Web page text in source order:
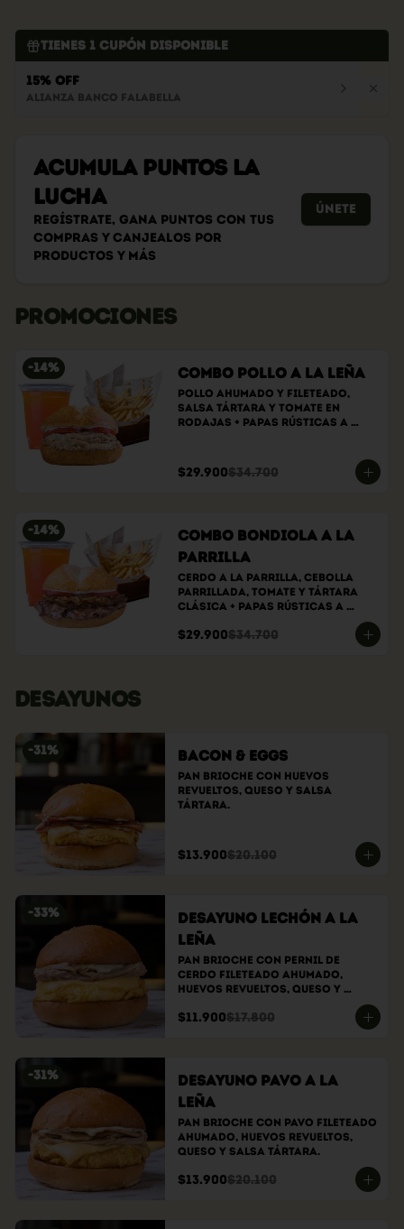
Tienes 1 cupón disponible
15% OFF
Alianza Banco Falabella
Acumula PUNTOS LA
LUCHA
Regístrate, gana puntos con tus
compras y canjealos por
productos y más
Únete
PROMOCIONES
-14% Combo Pollo a la Leña
Pollo ahumado y fileteado,
Salsa tártara y tomate en
rodajas + papas rústicas a
$29.900$34.700
-14%
Combo bondiola a la
parrilla
Cerdo a la parrilla, cebolla
parrillada, tomate y tártara
clásica + papas rústicas a
$29.900$34.700
DESAYUNOS
-31% Bacon & Eggs
Pan brioche con huevos
revueltos, queso y salsa
tártara.
$13.900$20.100
-33%
Desayuno Lechón a la
Leña
Pan brioche con pernil de
cerdo fileteado ahumado,
huevos revueltos, queso y
$11.900$17.800
-31%
Desayuno Pavo a la
Leña
Pan brioche con pavo fileteado
ahumado, huevos revueltos,
queso y salsa tártara.
$13.900$20.100